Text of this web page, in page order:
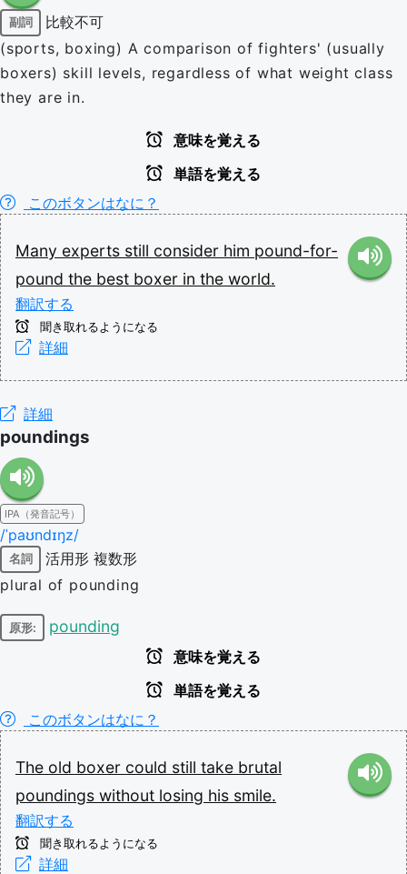
副詞
比較不可
(sports, boxing) A comparison of fighters' (usually
boxers) skill levels, regardless of what weight class
they are in.
意味を覚える
単語を覚える
このボタンはなに？
Many experts still consider him pound-for-
pound the best boxer in the world.
翻訳する
聞き取れるようになる
詳細
詳細
poundings
IPA（発音記号）
/ˈpaʊndɪŋz/
名詞 活用形 複数形
plural of pounding
原形: pounding
意味を覚える
単語を覚える
このボタンはなに？
The old boxer could still take brutal
poundings without losing his smile.
翻訳する
聞き取れるようになる
詳細